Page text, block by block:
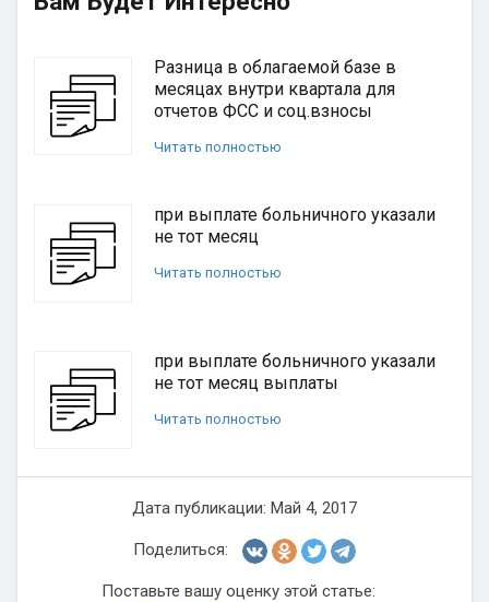
Разница в облагаемой базе в
месяцах внутри квартала для
отчетов ФСС и соц.взносы
Читать полностью
при выплате больничного указали
не тот месяц
Читать полностью
при выплате больничного указали
не тот месяц выплаты
Читать полностью
Дата публикации: Май 4, 2017
Поделиться:
Поставьте вашу оценку этой статье: